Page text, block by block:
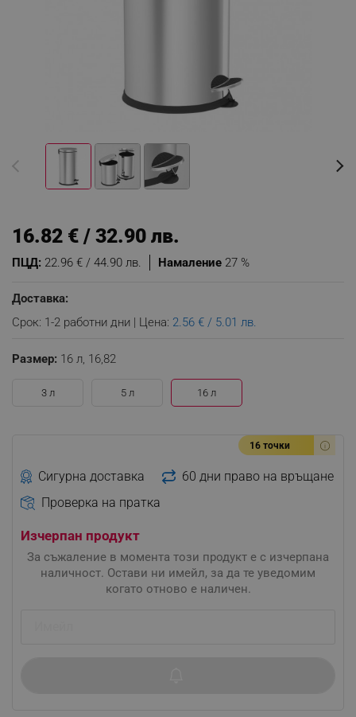
Намаление 27 %
ПЦД: 22.96 € / 44.90 лв.
16.82 € / 32.90 лв.
Доставка:
Срок: 1-2 работни дни | Цена: 2.56 € / 5.01 лв.
Размер: 16 л, 16,82
3 л 5 л 16 л
16 точки
Сигурна доставка
60 дни право на връщане
Проверка на пратка
Изчерпан продукт
За съжаление в момента този продукт е с изчерпана
наличност. Остави ни имейл, за да те уведомим
когато отново е наличен.